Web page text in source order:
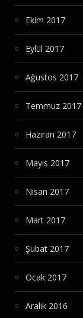
Ekim 2017
Eylül 2017
Ağustos 2017
Temmuz 2017
Haziran 2017
Mayıs 2017
Nisan 2017
Mart 2017
Şubat 2017
Ocak 2017
Aralık 2016